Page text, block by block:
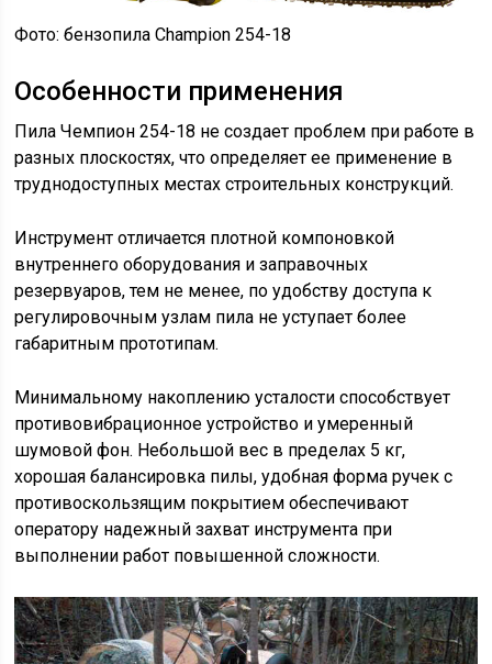
Фото: бензопила Champion 254-18
Особенности применения
Пила Чемпион 254-18 не создает проблем при работе в
разных плоскостях, что определяет ее применение в
труднодоступных местах строительных конструкций.
Инструмент отличается плотной компоновкой
внутреннего оборудования и заправочных
резервуаров, тем не менее, по удобству доступа к
регулировочным узлам пила не уступает более
габаритным прототипам.
Минимальному накоплению усталости способствует
противовибрационное устройство и умеренный
шумовой фон. Небольшой вес в пределах 5 кг,
хорошая балансировка пилы, удобная форма ручек с
противоскользящим покрытием обеспечивают
оператору надежный захват инструмента при
выполнении работ повышенной сложности.